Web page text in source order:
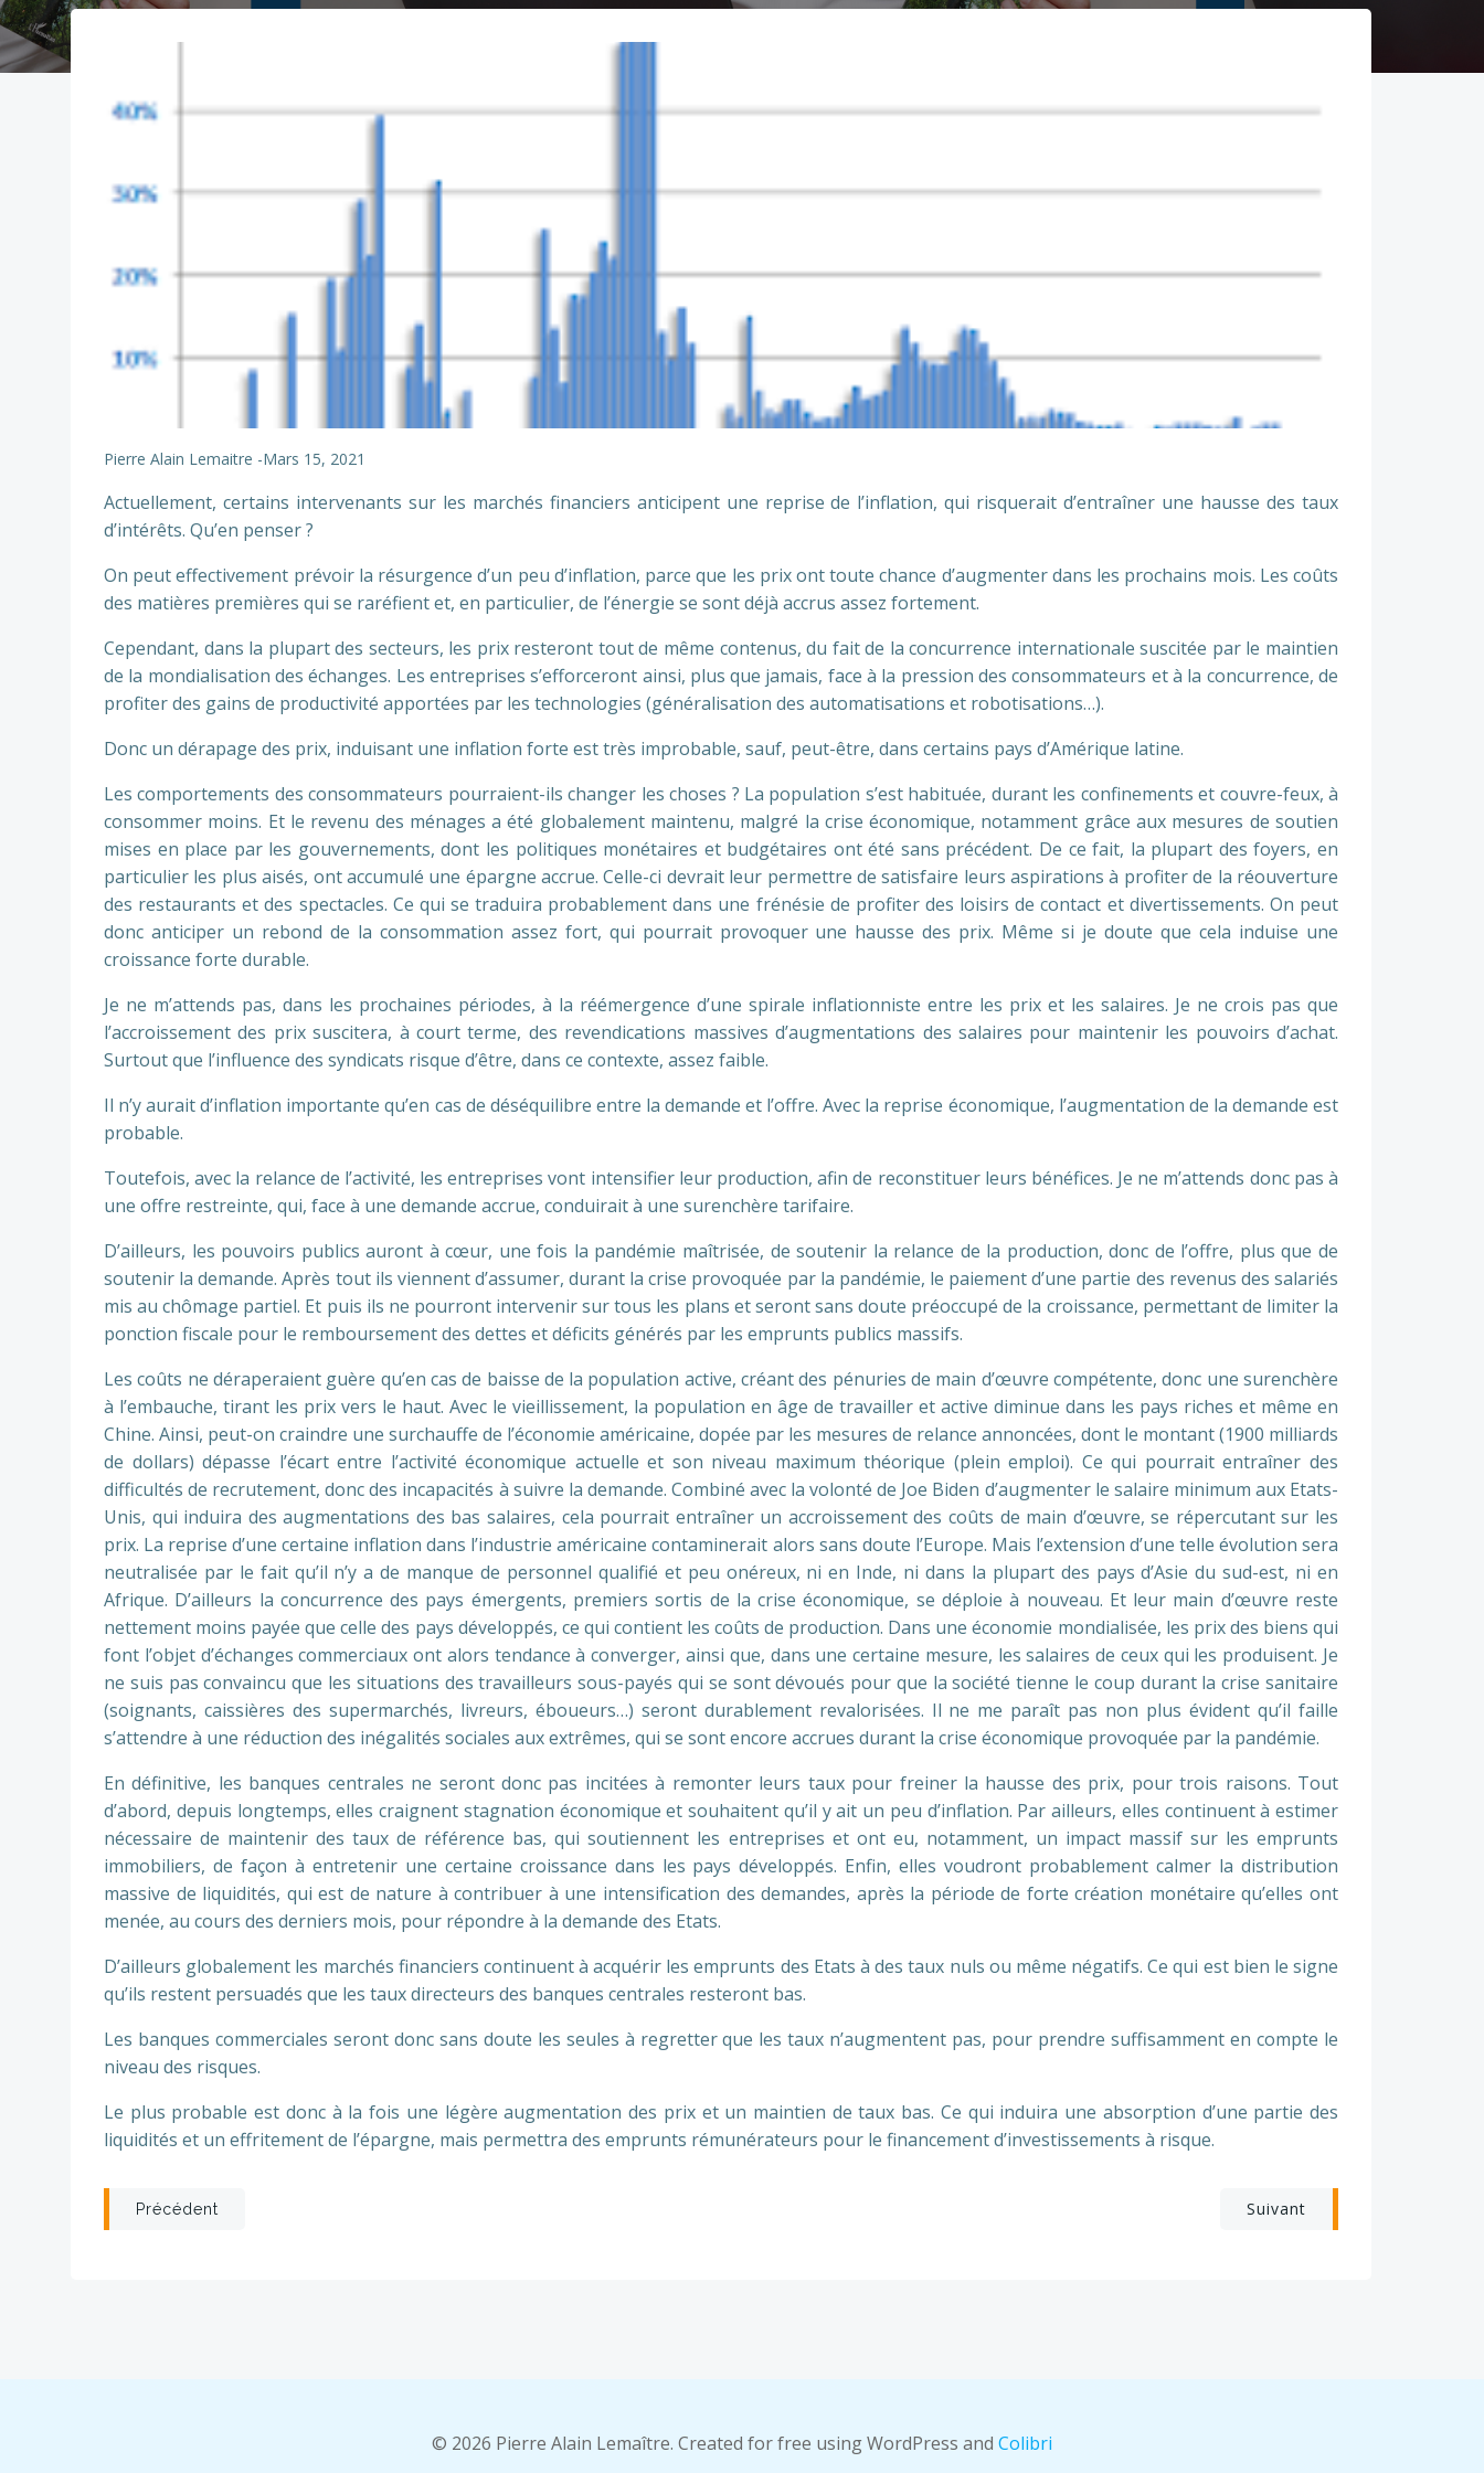
Pierre Alain Lemaitre -Mars 15, 2021
Actuellement, certains intervenants sur les marchés financiers anticipent une reprise de l’inflation, qui risquerait d’entraîner une hausse des taux
d’intérêts. Qu’en penser ?
On peut effectivement prévoir la résurgence d’un peu d’inflation, parce que les prix ont toute chance d’augmenter dans les prochains mois. Les coûts
des matières premières qui se raréfient et, en particulier, de l’énergie se sont déjà accrus assez fortement.
Cependant, dans la plupart des secteurs, les prix resteront tout de même contenus, du fait de la concurrence internationale suscitée par le maintien
de la mondialisation des échanges. Les entreprises s’efforceront ainsi, plus que jamais, face à la pression des consommateurs et à la concurrence, de
profiter des gains de productivité apportées par les technologies (généralisation des automatisations et robotisations…).
Donc un dérapage des prix, induisant une inflation forte est très improbable, sauf, peut-être, dans certains pays d’Amérique latine.
Les comportements des consommateurs pourraient-ils changer les choses ? La population s’est habituée, durant les confinements et couvre-feux, à
consommer moins. Et le revenu des ménages a été globalement maintenu, malgré la crise économique, notamment grâce aux mesures de soutien
mises en place par les gouvernements, dont les politiques monétaires et budgétaires ont été sans précédent. De ce fait, la plupart des foyers, en
particulier les plus aisés, ont accumulé une épargne accrue. Celle-ci devrait leur permettre de satisfaire leurs aspirations à profiter de la réouverture
des restaurants et des spectacles. Ce qui se traduira probablement dans une frénésie de profiter des loisirs de contact et divertissements. On peut
donc anticiper un rebond de la consommation assez fort, qui pourrait provoquer une hausse des prix. Même si je doute que cela induise une
croissance forte durable.
Je ne m’attends pas, dans les prochaines périodes, à la réémergence d’une spirale inflationniste entre les prix et les salaires. Je ne crois pas que
l’accroissement des prix suscitera, à court terme, des revendications massives d’augmentations des salaires pour maintenir les pouvoirs d’achat.
Surtout que l’influence des syndicats risque d’être, dans ce contexte, assez faible.
Il n’y aurait d’inflation importante qu’en cas de déséquilibre entre la demande et l’offre. Avec la reprise économique, l’augmentation de la demande est
probable.
Toutefois, avec la relance de l’activité, les entreprises vont intensifier leur production, afin de reconstituer leurs bénéfices. Je ne m’attends donc pas à
une offre restreinte, qui, face à une demande accrue, conduirait à une surenchère tarifaire.
D’ailleurs, les pouvoirs publics auront à cœur, une fois la pandémie maîtrisée, de soutenir la relance de la production, donc de l’offre, plus que de
soutenir la demande. Après tout ils viennent d’assumer, durant la crise provoquée par la pandémie, le paiement d’une partie des revenus des salariés
mis au chômage partiel. Et puis ils ne pourront intervenir sur tous les plans et seront sans doute préoccupé de la croissance, permettant de limiter la
ponction fiscale pour le remboursement des dettes et déficits générés par les emprunts publics massifs.
Les coûts ne déraperaient guère qu’en cas de baisse de la population active, créant des pénuries de main d’œuvre compétente, donc une surenchère
à l’embauche, tirant les prix vers le haut. Avec le vieillissement, la population en âge de travailler et active diminue dans les pays riches et même en
Chine. Ainsi, peut-on craindre une surchauffe de l’économie américaine, dopée par les mesures de relance annoncées, dont le montant (1900 milliards
de dollars) dépasse l’écart entre l’activité économique actuelle et son niveau maximum théorique (plein emploi). Ce qui pourrait entraîner des
difficultés de recrutement, donc des incapacités à suivre la demande. Combiné avec la volonté de Joe Biden d’augmenter le salaire minimum aux Etats-
Unis, qui induira des augmentations des bas salaires, cela pourrait entraîner un accroissement des coûts de main d’œuvre, se répercutant sur les
prix. La reprise d’une certaine inflation dans l’industrie américaine contaminerait alors sans doute l’Europe. Mais l’extension d’une telle évolution sera
neutralisée par le fait qu’il n’y a de manque de personnel qualifié et peu onéreux, ni en Inde, ni dans la plupart des pays d’Asie du sud-est, ni en
Afrique. D’ailleurs la concurrence des pays émergents, premiers sortis de la crise économique, se déploie à nouveau. Et leur main d’œuvre reste
nettement moins payée que celle des pays développés, ce qui contient les coûts de production. Dans une économie mondialisée, les prix des biens qui
font l’objet d’échanges commerciaux ont alors tendance à converger, ainsi que, dans une certaine mesure, les salaires de ceux qui les produisent. Je
ne suis pas convaincu que les situations des travailleurs sous-payés qui se sont dévoués pour que la société tienne le coup durant la crise sanitaire
(soignants, caissières des supermarchés, livreurs, éboueurs…) seront durablement revalorisées. Il ne me paraît pas non plus évident qu’il faille
s’attendre à une réduction des inégalités sociales aux extrêmes, qui se sont encore accrues durant la crise économique provoquée par la pandémie.
En définitive, les banques centrales ne seront donc pas incitées à remonter leurs taux pour freiner la hausse des prix, pour trois raisons. Tout
d’abord, depuis longtemps, elles craignent stagnation économique et souhaitent qu’il y ait un peu d’inflation. Par ailleurs, elles continuent à estimer
nécessaire de maintenir des taux de référence bas, qui soutiennent les entreprises et ont eu, notamment, un impact massif sur les emprunts
immobiliers, de façon à entretenir une certaine croissance dans les pays développés. Enfin, elles voudront probablement calmer la distribution
massive de liquidités, qui est de nature à contribuer à une intensification des demandes, après la période de forte création monétaire qu’elles ont
menée, au cours des derniers mois, pour répondre à la demande des Etats.
D’ailleurs globalement les marchés financiers continuent à acquérir les emprunts des Etats à des taux nuls ou même négatifs. Ce qui est bien le signe
qu’ils restent persuadés que les taux directeurs des banques centrales resteront bas.
Les banques commerciales seront donc sans doute les seules à regretter que les taux n’augmentent pas, pour prendre suffisamment en compte le
niveau des risques.
Le plus probable est donc à la fois une légère augmentation des prix et un maintien de taux bas. Ce qui induira une absorption d’une partie des
liquidités et un effritement de l’épargne, mais permettra des emprunts rémunérateurs pour le financement d’investissements à risque.
Post
Précédent Suivant
© 2026 Pierre Alain Lemaître. Created for free using WordPress and Colibri